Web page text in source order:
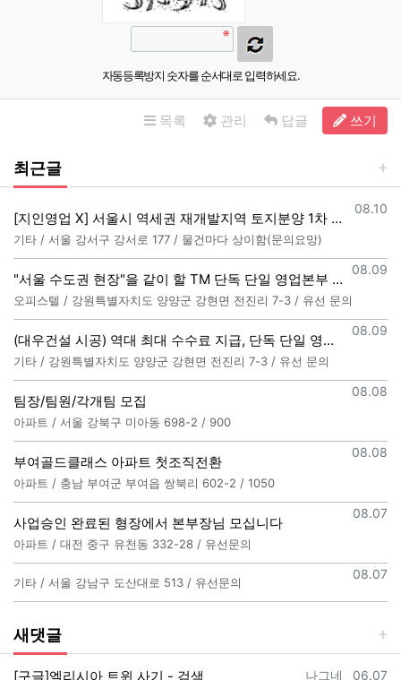
자동등록방지 숫자를 순서대로 입력하세요.
목록 관리 답글 쓰기
최근글
등록일
08.10
[지인영업 X] 서울시 역세권 재개발지역 토지분양 1차 상담사 모집합니다.
기타 / 서울 강서구 강서로 177 / 물건마다 상이함(문의요망)
등록일
08.09
"서울 수도권 현장"을 같이 할 TM 단독 단일 영업본부 팀 선착순 모집
오피스텔 / 강원특별자치도 양양군 강현면 전진리 7-3 / 유선 문의
등록일
08.09
(대우건설 시공) 역대 최대 수수료 지급, 단독 단일 영업본부 선착순 모집
기타 / 강원특별자치도 양양군 강현면 전진리 7-3 / 유선 문의
등록일
08.08
팀장/팀원/각개팀 모집
아파트 / 서울 강북구 미아동 698-2 / 900
등록일
08.08
부여골드클래스 아파트 첫조직전환
아파트 / 충남 부여군 부여읍 쌍북리 602-2 / 1050
등록일
08.07
사업승인 완료된 형장에서 본부장님 모십니다
아파트 / 대전 중구 유천동 332-28 / 유선문의
등록일
08.07
기타 / 서울 강남구 도산대로 513 / 유선문의
새댓글
등록자
나그네 등록일
06.07
[구글]엘리시아 트윈 사기 - 검색